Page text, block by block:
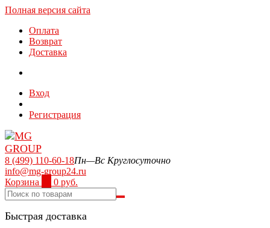
Полная версия сайта
Оплата
Возврат
Доставка
Вход
Регистрация
8 (499) 110-60-18Пн—Вс Круглосуточно
info@mg-group24.ru
Корзина
0 руб.
Быстрая доставка